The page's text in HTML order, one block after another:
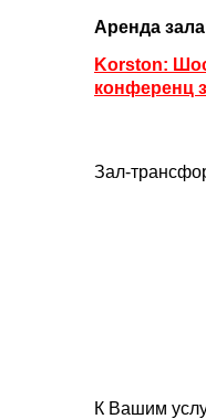
Аренда
Korston:
конференц
Зал-
К Вашим